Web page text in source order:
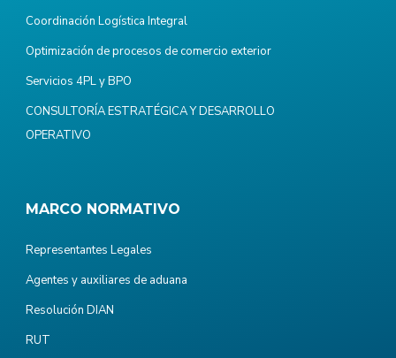
Coordinación Logística Integral
Optimización de procesos de comercio exterior
Servicios 4PL y BPO
CONSULTORÍA ESTRATÉGICA Y DESARROLLO
OPERATIVO
MARCO NORMATIVO
Representantes Legales
Agentes y auxiliares de aduana
Resolución DIAN
RUT